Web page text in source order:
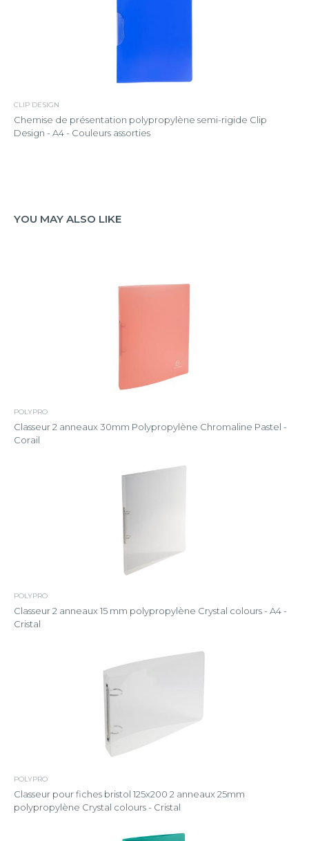
CLIP DESIGN
Chemise de présentation polypropylène semi-rigide Clip
Design - A4 - Couleurs assorties
YOU MAY ALSO LIKE
POLYPRO
Classeur 2 anneaux 30mm Polypropylène Chromaline Pastel -
Corail
POLYPRO
Classeur 2 anneaux 15 mm polypropylène Crystal colours - A4 -
Cristal
POLYPRO
Classeur pour fiches bristol 125x200 2 anneaux 25mm
polypropylène Crystal colours - Cristal